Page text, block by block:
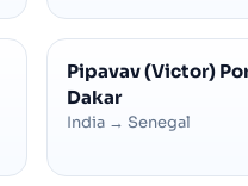
Pipavav (Victor)
Dakar
India → Senegal